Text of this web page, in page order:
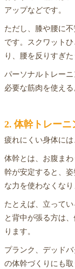
アップなどです。
ただし、膝や腰に
です。スクワット
り、腰を反りすぎ
パーソナルトレー
必要な筋肉を使える
2. 体幹トレーニ
疲れにくい身体には
体幹とは、お腹ま
幹が安定すると、
な力を使わなくなり
たとえば、立って
と背中が張る方は
ります。
プランク、デッド
の体幹づくりにも取